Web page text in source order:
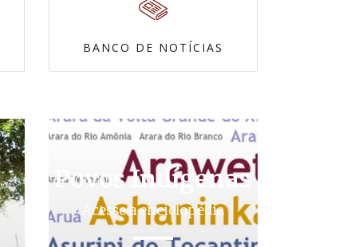
BANCO DE NOTÍCIAS
Povos Indígenas
Acesse a enciclopédia